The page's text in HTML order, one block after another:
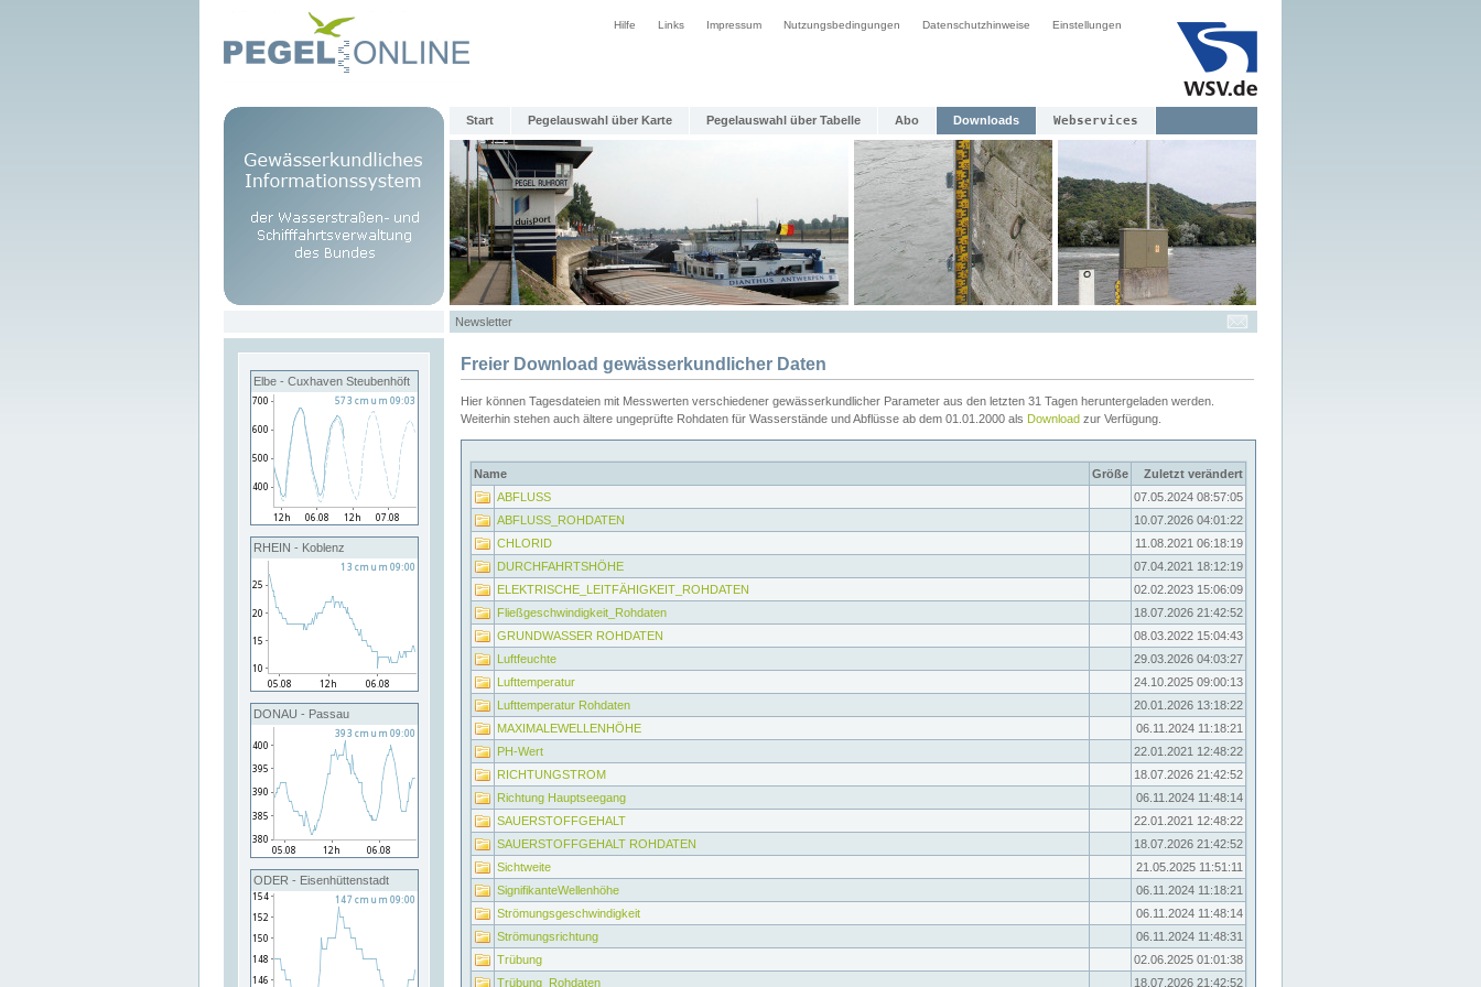
Hilfe Links Impressum Nutzungsbedingungen Datenschutzhinweise Einstellungen
Start Pegelauswahl über Karte Pegelauswahl über Tabelle Abo Downloads Webservices
Newsletter
Elbe - Cuxhaven Steubenhöft
RHEIN - Koblenz
DONAU - Passau
ODER - Eisenhüttenstadt
Freier Download gewässerkundlicher Daten
Hier können Tagesdateien mit Messwerten verschiedener gewässerkundlicher Parameter aus den letzten 31 Tagen heruntergeladen werden.
Weiterhin stehen auch ältere ungeprüfte Rohdaten für Wasserstände und Abflüsse ab dem 01.01.2000 als Download zur Verfügung.
Name Größe
Zuletzt verändert
ABFLUSS
07.05.2024 08:57:05
ABFLUSS_ROHDATEN
10.07.2026 04:01:22
CHLORID
11.08.2021 06:18:19
DURCHFAHRTSHÖHE
07.04.2021 18:12:19
ELEKTRISCHE_LEITFÄHIGKEIT_ROHDATEN
02.02.2023 15:06:09
Fließgeschwindigkeit_Rohdaten
18.07.2026 21:42:52
GRUNDWASSER ROHDATEN
08.03.2022 15:04:43
Luftfeuchte
29.03.2026 04:03:27
Lufttemperatur
24.10.2025 09:00:13
Lufttemperatur Rohdaten
20.01.2026 13:18:22
MAXIMALEWELLENHÖHE
06.11.2024 11:18:21
PH-Wert
22.01.2021 12:48:22
RICHTUNGSTROM
18.07.2026 21:42:52
Richtung Hauptseegang
06.11.2024 11:48:14
SAUERSTOFFGEHALT
22.01.2021 12:48:22
SAUERSTOFFGEHALT ROHDATEN
18.07.2026 21:42:52
Sichtweite
21.05.2025 11:51:11
SignifikanteWellenhöhe
06.11.2024 11:18:21
Strömungsgeschwindigkeit
06.11.2024 11:48:14
Strömungsrichtung
06.11.2024 11:48:31
Trübung
02.06.2025 01:01:38
Trübung_Rohdaten
18.07.2026 21:42:52